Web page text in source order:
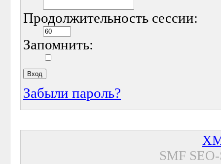
Продолжительность сессии:
Запомнить:
Забыли пароль?
SMF